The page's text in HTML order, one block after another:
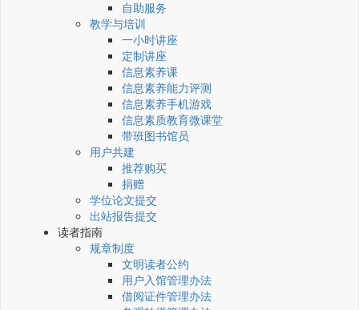
自助服务
教学与培训
一小时讲座
定制讲座
信息素养课
信息素养能力评测
信息素养手机游戏
信息素质教育微课堂
带班图书馆员
用户共建
推荐购买
捐赠
学位论文提交
出站报告提交
读者指南
规章制度
文明读者公约
用户入馆管理办法
借阅证件管理办法